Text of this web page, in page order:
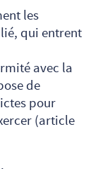
les
qui entrent
avec la
de
pour
(article